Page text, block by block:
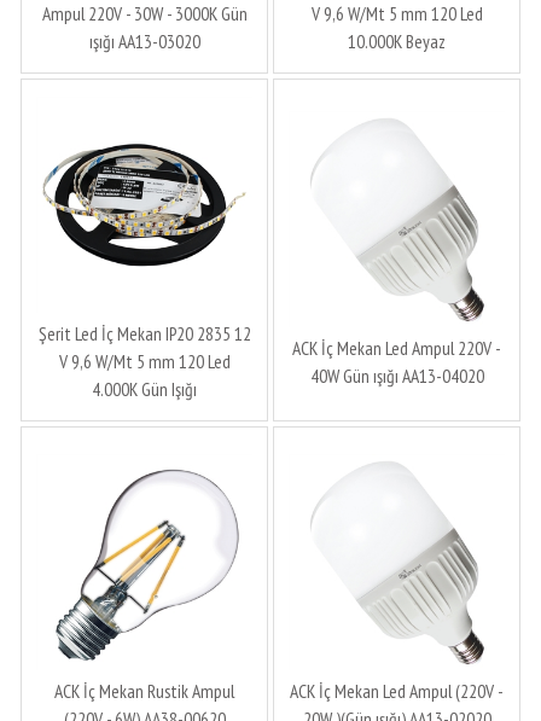
Ampul 220V - 30W - 3000K Gün
ışığı AA13-03020
V 9,6 W/Mt 5 mm 120 Led
10.000K Beyaz
Şerit Led İç Mekan IP20 2835 12
V 9,6 W/Mt 5 mm 120 Led
4.000K Gün Işığı
ACK İç Mekan Led Ampul 220V -
40W Gün ışığı AA13-04020
ACK İç Mekan Rustik Ampul
ACK İç Mekan Led Ampul (220V -